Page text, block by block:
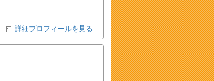
詳細プロフィールを見る